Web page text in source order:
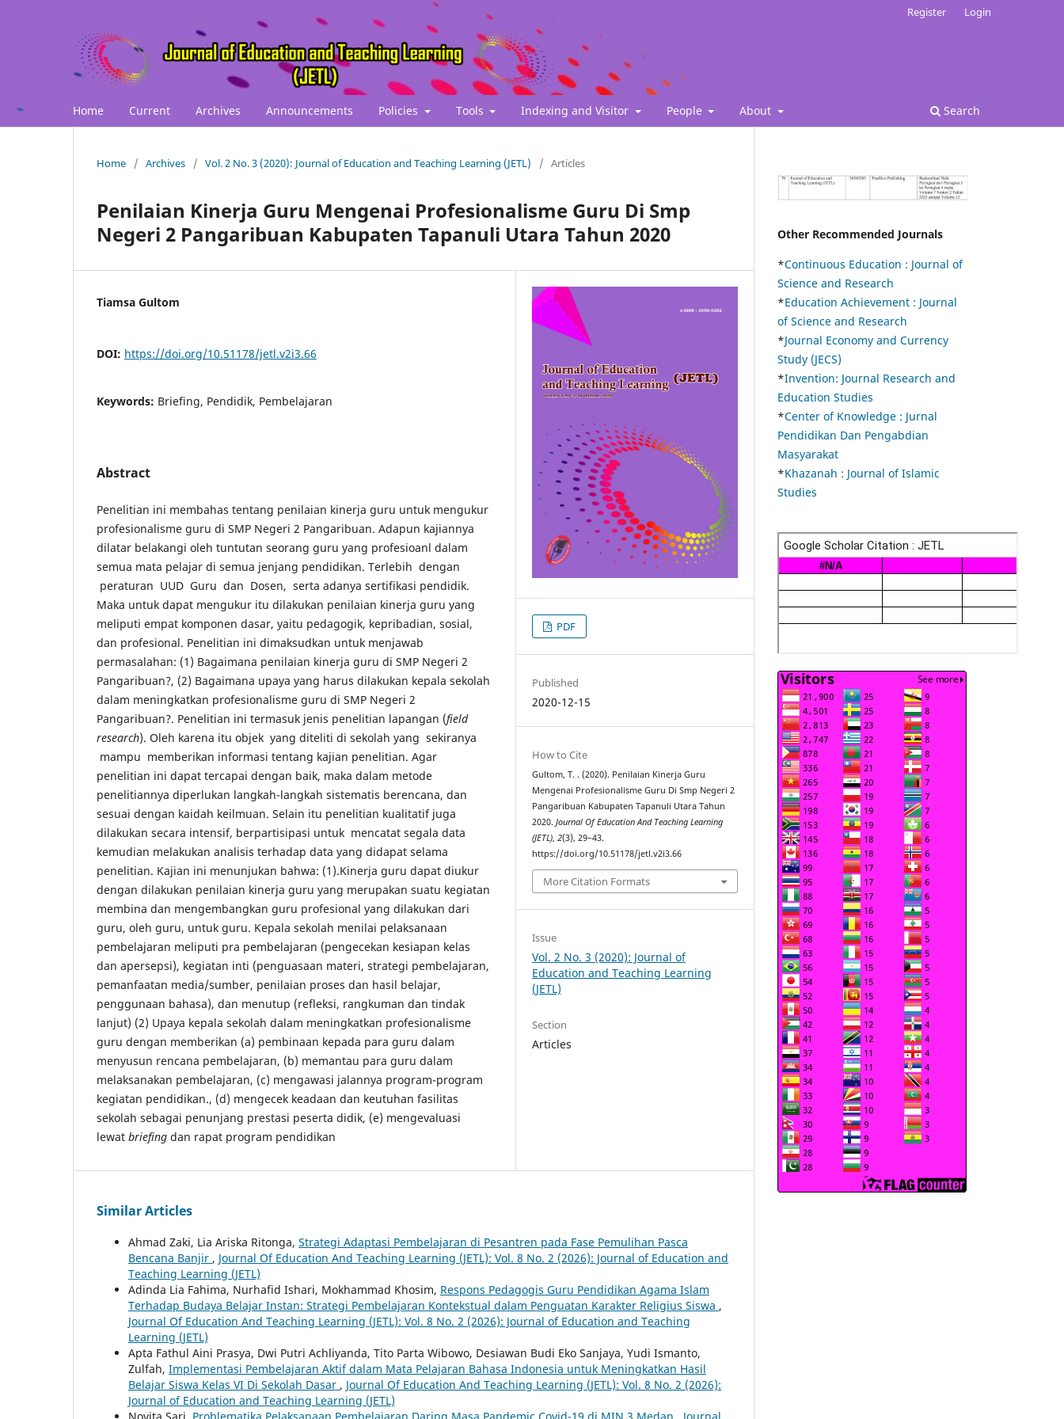
Home Current Archives Announcements Policies Tools Indexing and Visitor People About Search
Register Login
Home / Archives / Vol. 2 No. 3 (2020): Journal of Education and Teaching Learning (JETL) / Articles
Penilaian Kinerja Guru Mengenai Profesionalisme Guru Di Smp
Negeri 2 Pangaribuan Kabupaten Tapanuli Utara Tahun 2020
Tiamsa Gultom
DOI: https://doi.org/10.51178/jetl.v2i3.66
Keywords: Briefing, Pendidik, Pembelajaran
Abstract
Penelitian ini membahas tentang penilaian kinerja guru untuk mengukur
profesionalisme guru di SMP Negeri 2 Pangaribuan. Adapun kajiannya
dilatar belakangi oleh tuntutan seorang guru yang profesioanl dalam
semua mata pelajar di semua jenjang pendidikan. Terlebih dengan
peraturan UUD Guru dan Dosen, serta adanya sertifikasi pendidik.
Maka untuk dapat mengukur itu dilakukan penilaian kinerja guru yang
meliputi empat komponen dasar, yaitu pedagogik, kepribadian, sosial,
dan profesional. Penelitian ini dimaksudkan untuk menjawab
permasalahan: (1) Bagaimana penilaian kinerja guru di SMP Negeri 2
Pangaribuan?, (2) Bagaimana upaya yang harus dilakukan kepala sekolah
dalam meningkatkan profesionalisme guru di SMP Negeri 2
Pangaribuan?. Penelitian ini termasuk jenis penelitian lapangan (field
research). Oleh karena itu objek yang diteliti di sekolah yang sekiranya
mampu memberikan informasi tentang kajian penelitian. Agar
penelitian ini dapat tercapai dengan baik, maka dalam metode
penelitiannya diperlukan langkah-langkah sistematis berencana, dan
sesuai dengan kaidah keilmuan. Selain itu penelitian kualitatif juga
dilakukan secara intensif, berpartisipasi untuk mencatat segala data
kemudian melakukan analisis terhadap data yang didapat selama
penelitian. Kajian ini menunjukan bahwa: (1).Kinerja guru dapat diukur
dengan dilakukan penilaian kinerja guru yang merupakan suatu kegiatan
membina dan mengembangkan guru profesional yang dilakukan dari
guru, oleh guru, untuk guru. Kepala sekolah menilai pelaksanaan
pembelajaran meliputi pra pembelajaran (pengecekan kesiapan kelas
dan apersepsi), kegiatan inti (penguasaan materi, strategi pembelajaran,
pemanfaatan media/sumber, penilaian proses dan hasil belajar,
penggunaan bahasa), dan menutup (refleksi, rangkuman dan tindak
lanjut) (2) Upaya kepala sekolah dalam meningkatkan profesionalisme
guru dengan memberikan (a) pembinaan kepada para guru dalam
menyusun rencana pembelajaran, (b) memantau para guru dalam
melaksanakan pembelajaran, (c) mengawasi jalannya program-program
kegiatan pendidikan., (d) mengecek keadaan dan keutuhan fasilitas
sekolah sebagai penunjang prestasi peserta didik, (e) mengevaluasi
lewat briefing dan rapat program pendidikan
PDF
Published
2020-12-15
How to Cite
Gultom, T. . (2020). Penilaian Kinerja Guru
Mengenai Profesionalisme Guru Di Smp Negeri 2
Pangaribuan Kabupaten Tapanuli Utara Tahun
2020.Journal Of Education And Teaching Learning
(JETL),2(3), 29–43.
https://doi.org/10.51178/jetl.v2i3.66
More Citation Formats
Issue
Vol. 2 No. 3 (2020): Journal of
Education and Teaching Learning
(JETL)
Section
Articles
Similar Articles
Ahmad Zaki, Lia Ariska Ritonga, Strategi Adaptasi Pembelajaran di Pesantren pada Fase Pemulihan Pasca
Bencana Banjir , Journal Of Education And Teaching Learning (JETL): Vol. 8 No. 2 (2026): Journal of Education and
Teaching Learning (JETL)
Adinda Lia Fahima, Nurhafid Ishari, Mokhammad Khosim, Respons Pedagogis Guru Pendidikan Agama Islam
Terhadap Budaya Belajar Instan: Strategi Pembelajaran Kontekstual dalam Penguatan Karakter Religius Siswa ,
Journal Of Education And Teaching Learning (JETL): Vol. 8 No. 2 (2026): Journal of Education and Teaching
Learning (JETL)
Apta Fathul Aini Prasya, Dwi Putri Achliyanda, Tito Parta Wibowo, Desiawan Budi Eko Sanjaya, Yudi Ismanto,
Zulfah, Implementasi Pembelajaran Aktif dalam Mata Pelajaran Bahasa Indonesia untuk Meningkatkan Hasil
Belajar Siswa Kelas VI Di Sekolah Dasar , Journal Of Education And Teaching Learning (JETL): Vol. 8 No. 2 (2026):
Journal of Education and Teaching Learning (JETL)
Other Recommended Journals
*Continuous Education : Journal of
Science and Research
*Education Achievement : Journal
of Science and Research
*Journal Economy and Currency
Study (JECS)
*Invention: Journal Research and
Education Studies
*Center of Knowledge : Jurnal
Pendidikan Dan Pengabdian
Masyarakat
*Khazanah : Journal of Islamic
Studies